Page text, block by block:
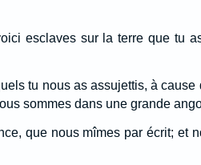
esclaves sur la terre que tu
tu nous as assujettis, à
sommes dans une grande
que nous mîmes par écrit; et